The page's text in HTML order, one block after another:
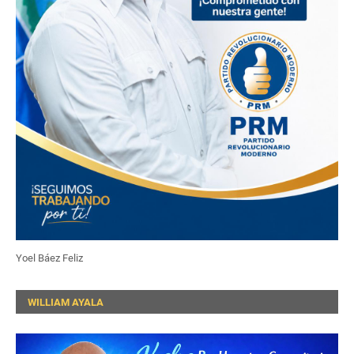
Yoel Báez Feliz
WILLIAM AYALA